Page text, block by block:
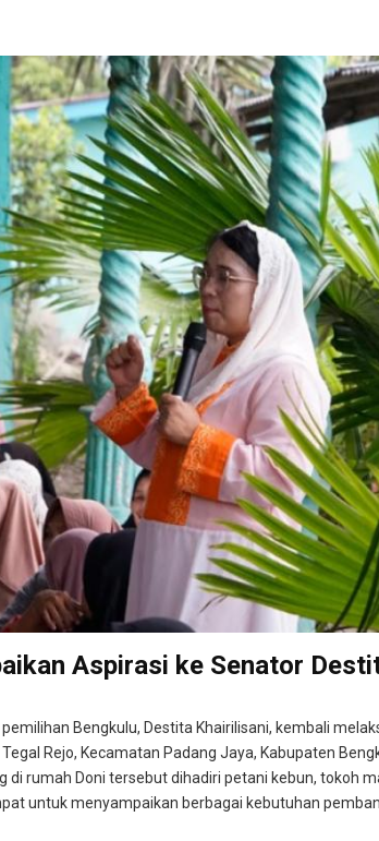
Aspirasi ke Senator
Bengkulu, Destita Khairilisani, kembali
Rejo, Kecamatan Padang Jaya, Kabupaten
rumah Doni tersebut dihadiri petani kebun, tokoh
untuk menyampaikan berbagai kebutuhan